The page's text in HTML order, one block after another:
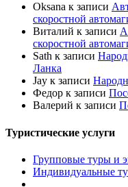
Oksana к записи
скоростной
Виталий к записи
скоростной
Sath к записи
Ланка
Jay к записи
Федор к записи
Валерий к записи
Туристические услуги
Групповые туры и
Индивидуальные